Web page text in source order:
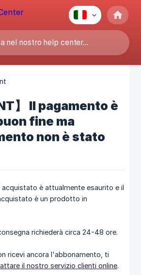
】 Il pagamento è
fine ma
non è stato
è attualmente esaurito e il
è un prodotto in
richiederà circa 24-48 ore.
ricevi ancora l'abbonamento, ti
il nostro servizio clienti online.